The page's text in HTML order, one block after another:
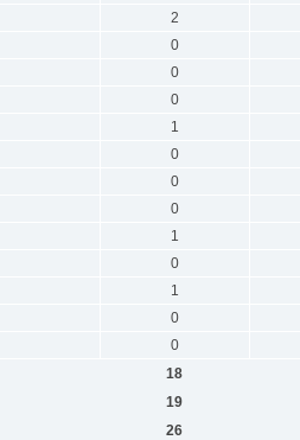
2
0
0
0
1
0
0
0
1
0
1
0
0
18
19
26